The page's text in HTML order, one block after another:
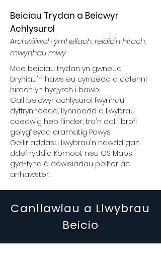
Beiciau Trydan a Beicwyr
Achlysurol
Archwiliwch ymhellach, reidio'n hirach,
mwynhau mwy
Mae beiciau trydan yn gwneud
bryniau'n haws eu cyrraedd a dolenni
hirach yn hygyrch i bawb.
Gall beicwyr achlysurol fwynhau
dyffrynnoedd, llynnoedd a llwybrau
coedwig heb flinder, tra'n dal i brofi
golygfeydd dramatig Powys.
Gellir addasu llwybrau'n hawdd gan
ddefnyddio Komoot neu OS Maps i
gyd-fynd â dewisiadau pellter ac
anhawster.
Canllawiau a Llwybrau
Beicio